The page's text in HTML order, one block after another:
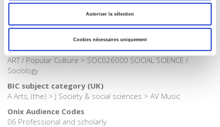
Autoriser la sélection
Cookies nécessaires uniquement
>Sociology
BISAC Subject Heading
ART000000 ART > SOC000000 SOCIAL SCIENCE > ART023000
ART / Popular Culture > SOC026000 SOCIAL SCIENCE /
Sociology
BIC subject category (UK)
A Arts, (the) > J Society & social sciences > AV Music
Onix Audience Codes
06 Professional and scholarly